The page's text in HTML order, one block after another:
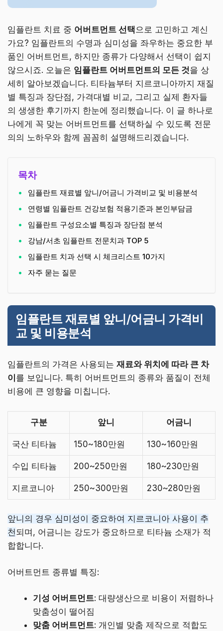
임플란트 치료 중 어버트먼트 선택으로 고민하고 계신
가요? 임플란트의 수명과 심미성을 좌우하는 중요한 부
품인 어버트먼트, 하지만 종류가 다양해서 선택이 쉽지
않으시죠. 오늘은 임플란트 어버트먼트의 모든 것을 상
세히 알아보겠습니다. 티타늄부터 지르코니아까지 재질
별 특징과 장단점, 가격대별 비교, 그리고 실제 환자들
의 생생한 후기까지 한눈에 정리했습니다. 이 글 하나로
나에게 꼭 맞는 어버트먼트를 선택하실 수 있도록 전문
의의 노하우와 함께 꼼꼼히 설명해드리겠습니다.
목차
임플란트 재료별 앞니/어금니 가격비교 및 비용분석
연령별 임플란트 건강보험 적용기준과 본인부담금
임플란트 구성요소별 특징과 장단점 분석
강남/서초 임플란트 전문치과 TOP 5
임플란트 치과 선택 시 체크리스트 10가지
자주 묻는 질문
임플란트 재료별 앞니/어금니 가격비
교 및 비용분석
임플란트의 가격은 사용되는 재료와 위치에 따라 큰 차
이 를 보입니다. 특히 어버트먼트의 종류와 품질이 전체
비용에 큰 영향을 미칩니다.
구분 앞니 어금니
국산 티타늄 150~180만원 130~160만원
수입 티타늄 200~250만원 180~230만원
지르코니아 250~300만원 230~280만원
앞니의 경우 심미성이 중요하여 지르코니아 사용이 추
천되며, 어금니는 강도가 중요하므로 티타늄 소재가 적
합합니다.
어버트먼트 종류별 특징:
기성 어버트먼트: 대량생산으로 비용이 저렴하나
맞춤성이 떨어짐
맞춤 어버트먼트: 개인별 맞춤 제작으로 적합도